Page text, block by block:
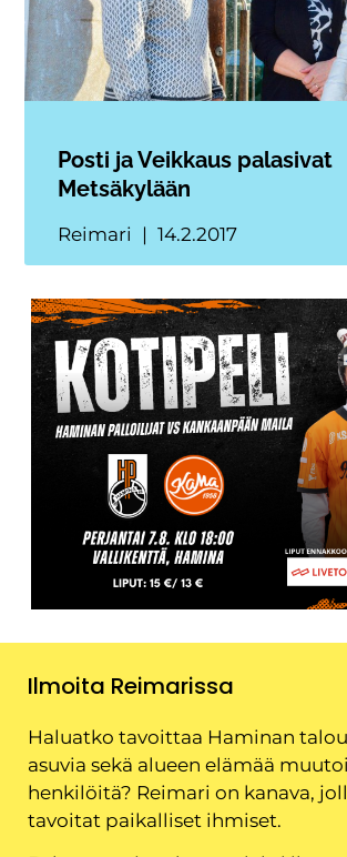
Posti ja Veikkaus palasivat
Metsäkylään
Reimari 14.2.2017
Ilmoita Reimarissa
Haluatko tavoittaa Haminan
asuvia sekä alueen elämää
henkilöitä? Reimari on kanava,
tavoitat paikalliset ihmiset.